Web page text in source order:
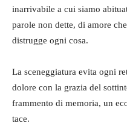
inarrivabile a cui siamo
parole non dette, di amore
distrugge ogni cosa.
La sceneggiatura evita ogni
dolore con la grazia del
frammento di memoria, un
tace.